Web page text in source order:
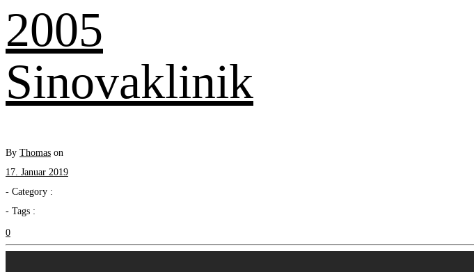
2005
Sinovaklinik
By Thomas on
17. Januar 2019
- Category :
- Tags :
0